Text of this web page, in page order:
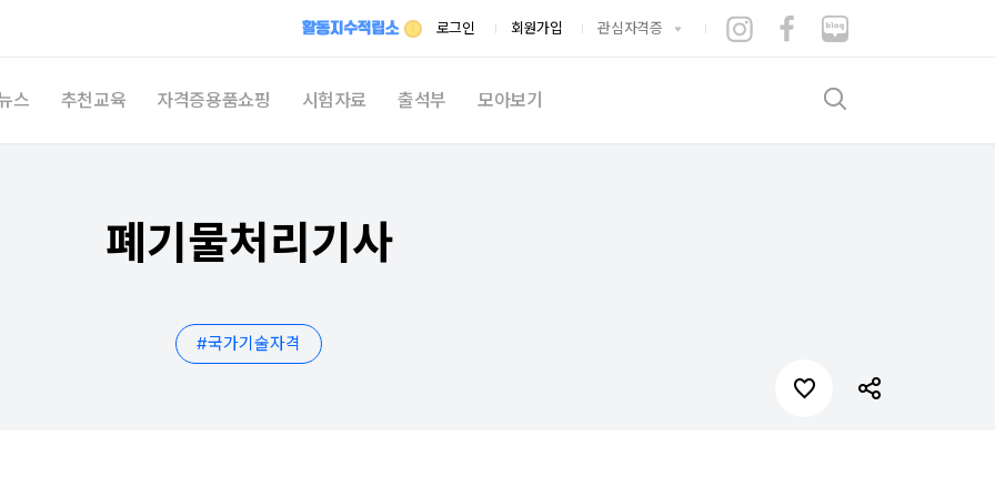
로그인 회원가입 관심자격증
스 추천교육 자격증용품쇼핑 시험자료 출석부 모아보기 검색
폐기물처리기사
#국가기술자격